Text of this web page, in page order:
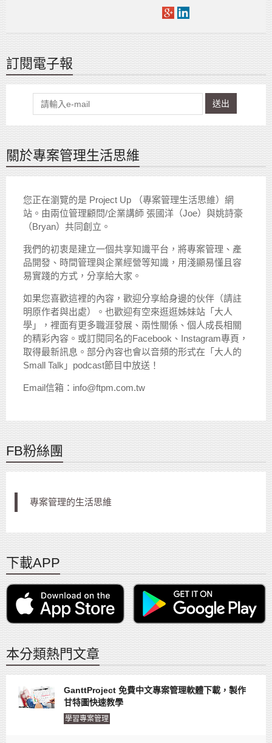
訂閱電子報
送出
關於專案管理生活思維
您正在瀏覽的是 Project Up （專案管理生活思維）網
站。由兩位管理顧問/企業講師 張國洋（Joe）與姚詩豪
（Bryan）共同創立。
我們的初衷是建立一個共享知識平台，將專案管理、產
品開發、時間管理與企業經營等知識，用淺顯易懂且容
易實踐的方式，分享給大家。
如果您喜歡這裡的內容，歡迎分享給身邊的伙伴（請註
明原作者與出處）。也歡迎有空來逛逛姊妹站「大人
學」，裡面有更多職涯發展、兩性關係、個人成長相關
的精彩內容。或訂閱同名的Facebook、Instagram專頁，
取得最新訊息。部分內容也會以音頻的形式在「大人的
Small Talk」podcast節目中放送！
Email信箱：info@ftpm.com.tw
FB粉絲團
專案管理的生活思維
下載APP
本分類熱門文章
GanttProject 免費中文專案管理軟體下載，製作
甘特圖快速教學
學習專案管理